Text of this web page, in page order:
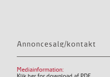
Annoncesalg/kontakt
Mediainformation: